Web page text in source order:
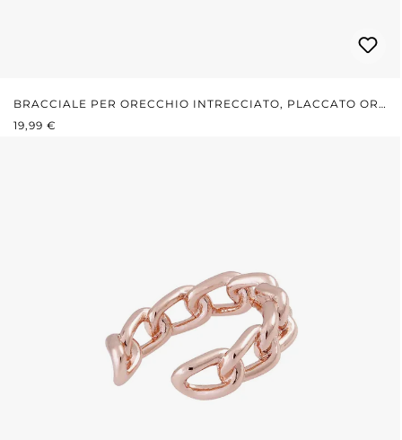
BRACCIALE PER ORECCHIO INTRECCIATO, PLACCATO ORO
ROSA
PREZZO NORMALE:
19,99 €